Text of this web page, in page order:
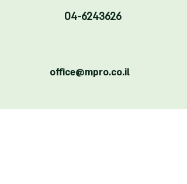
04-6243626
office@mpro.co.il